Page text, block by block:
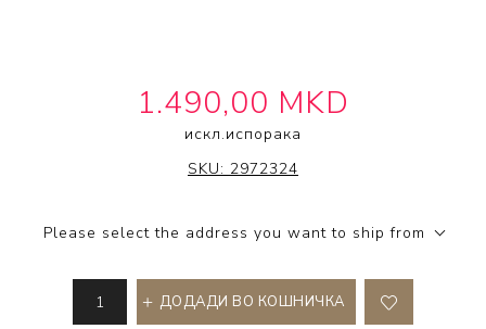
1.490,00 MKD
искл.испорака
FIBRE CLINIX
SKU: 2972324
Please select the address you want to ship from
ДОДАДИ ВО КОШНИЧКА